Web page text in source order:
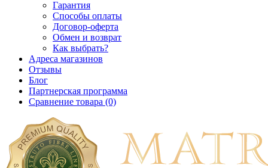
Гарантия
Способы оплаты
Договор-оферта
Обмен и возврат
Как выбрать?
Адреса магазинов
Отзывы
Блог
Партнерская программа
Сравнение товара (0)